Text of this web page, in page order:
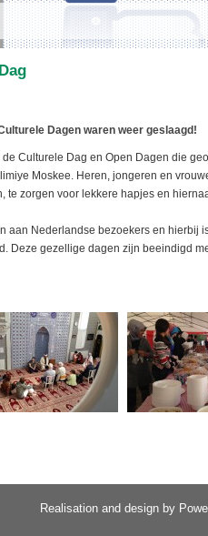
Dagen waren weer geslaagd!
Culturele Dag en Open Dagen die
Moskee. Heren, jongeren en
te zorgen voor lekkere hapjes en
aan Nederlandse bezoekers en hierbij
Deze gezellige dagen zijn beeindigd
Realisation and design by